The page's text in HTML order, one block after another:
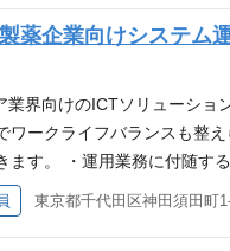
含)、結合テストの実施経
運用テスト等の計画策定
想支援・システム開発・運
薬企業向けシステム
業界向けのICTソリューシ
ワークライフバランスも整
ます。 ・運用業務に付随す
ーダー経験、またはシステ
成および口頭での報告・説